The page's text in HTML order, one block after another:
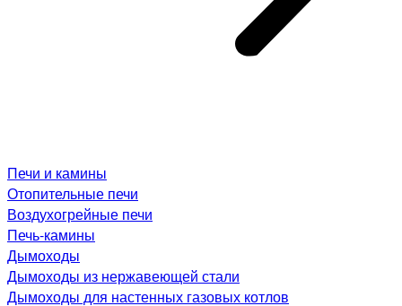
Печи и камины
Отопительные печи
Воздухогрейные печи
Печь-камины
Дымоходы
Дымоходы из нержавеющей стали
Дымоходы для настенных газовых котлов